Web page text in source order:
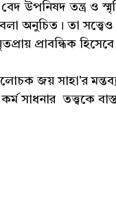
উপনিষদ তন্ত্র ও
অনুচিত। তা
প্রাবন্ধিক
জয় সাহা'র
সাধনার তত্ত্বকে